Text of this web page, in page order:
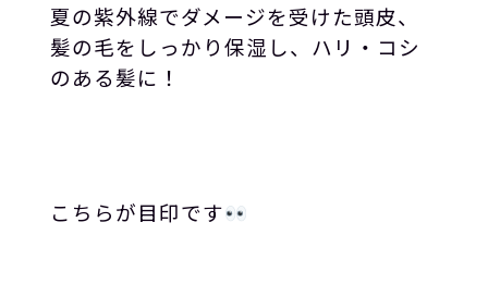
夏の紫外線でダメージを受けた頭皮、
髪の毛をしっかり保湿し、ハリ・コシ
のある髪に！
こちらが目印です